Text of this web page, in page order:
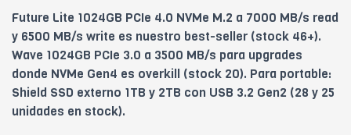
Future Lite 1024GB PCIe 4.0 NVMe M.2 a 7000 MB/s read
y 6500 MB/s write es nuestro best-seller (stock 46+).
Wave 1024GB PCIe 3.0 a 3500 MB/s para upgrades
donde NVMe Gen4 es overkill (stock 20). Para portable:
Shield SSD externo 1TB y 2TB con USB 3.2 Gen2 (28 y 25
unidades en stock).